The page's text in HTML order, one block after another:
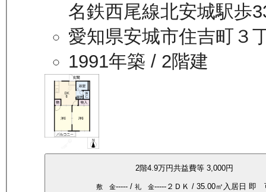
名鉄西尾線北安城駅歩
愛知県安城市住吉町３
1991年築 / 2階建
2階4.9万円共益費等 3,000円
敷 金----- /礼 金----- ２ＤＫ /35.00㎡ 入居日 即